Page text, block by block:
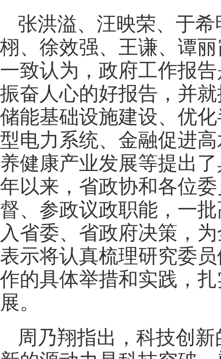
张洪溢、汪映荣、于
栩、徐效强、王谦、谭
一致认为，政府工作报
振奋人心的好报告，并
储能基础设施建设、优
型电力系统、金融促进
养健康产业发展等提出
年以来，省政协和各位
督、参政议政职能，一
入省委、省政府决策，
表示将认真梳理研究委
作的具体举措和实践，
展。
周乃翔指出，科技创